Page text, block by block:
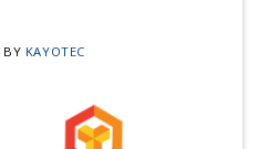
BY KAYOTEC